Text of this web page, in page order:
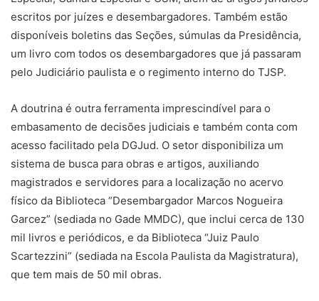
escritos por juízes e desembargadores. Também estão
disponíveis boletins das Seções, súmulas da Presidência,
um livro com todos os desembargadores que já passaram
pelo Judiciário paulista e o regimento interno do TJSP.
A doutrina é outra ferramenta imprescindível para o
embasamento de decisões judiciais e também conta com
acesso facilitado pela DGJud. O setor disponibiliza um
sistema de busca para obras e artigos, auxiliando
magistrados e servidores para a localização no acervo
físico da Biblioteca “Desembargador Marcos Nogueira
Garcez” (sediada no Gade MMDC), que inclui cerca de 130
mil livros e periódicos, e da Biblioteca “Juiz Paulo
Scartezzini” (sediada na Escola Paulista da Magistratura),
que tem mais de 50 mil obras.